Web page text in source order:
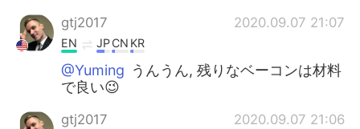
gtj2017 2020.09.07 21:07
EN JPCN KR
@Yuming うんうん, 残りなベーコンは材料
で良い😉
gtj2017 2020.09.07 21:06